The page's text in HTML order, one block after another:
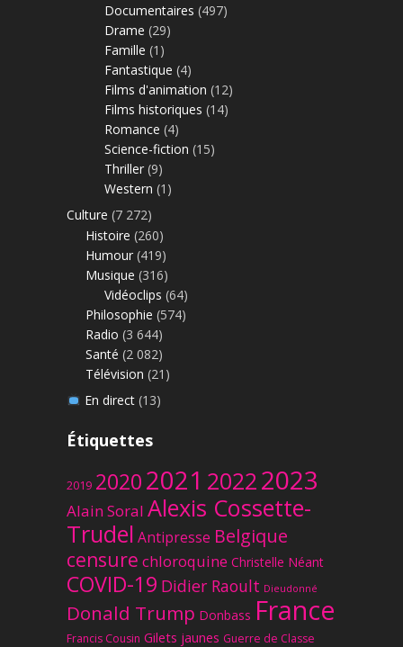
Documentaires (497)
Drame (29)
Famille (1)
Fantastique (4)
Films d'animation (12)
Films historiques (14)
Romance (4)
Science-fiction (15)
Thriller (9)
Western (1)
Culture (7 272)
Histoire (260)
Humour (419)
Musique (316)
Vidéoclips (64)
Philosophie (574)
Radio (3 644)
Santé (2 082)
Télévision (21)
En direct(13)
Étiquettes
2019 20202021 20222023
Alain Soral Alexis Cossette-
Trudel Antipresse Belgique
censure chloroquine Christelle Néant
COVID-19 Didier Raoult Dieudonné
Donald Trump Donbass France
Francis Cousin Gilets jaunes Guerre de Classe